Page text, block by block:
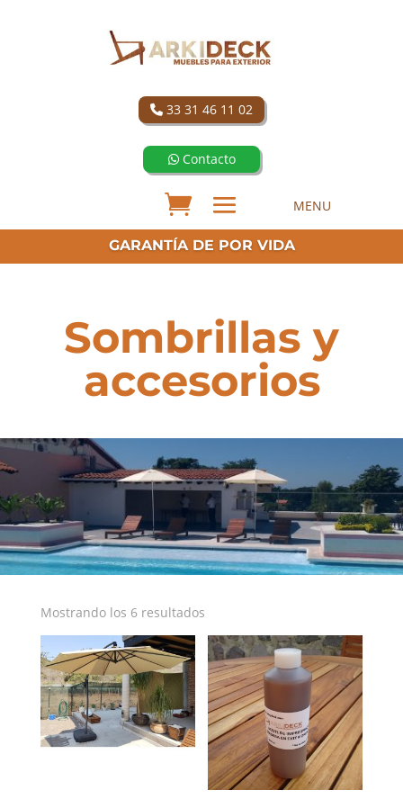
33 31 46 11 02
Contacto
GARANTÍA DE POR VIDA
Sombrillas y
accesorios
Mostrando los 6 resultados